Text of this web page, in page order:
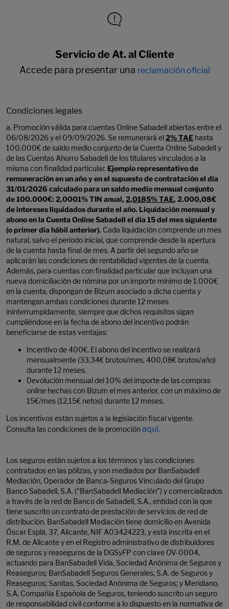
Servicio de At. al Cliente
Accede para presentar una reclamación oficial
Condiciones legales
a. Promoción válida para cuentas Online Sabadell abiertas entre el
06/08/2026 y el 09/09/2026. Se remunerará el2% TAE hasta
100.000€ de saldo medio conjunto de la Cuenta Online Sabadell y
de las Cuentas Ahorro Sabadell de los titulares vinculados a la
misma con finalidad particular. Ejemplo representativo de
remuneración en un año y en el supuesto de contratación el día
31/01/2026 calculado para un saldo medio mensual conjunto
de 100.000€: 2,0001% TIN anual, 2,0185% TAE, 2.000,08€
de intereses liquidados durante el año. Liquidación mensual y
abono en la Cuenta Online Sabadell el día 15 del mes siguiente
(o primer día hábil anterior). Cada liquidación comprende un mes
natural, salvo el periodo inicial, que comprende desde la apertura
de la cuenta hasta final de mes. A partir del segundo año se
aplicarán las condiciones de rentabilidad vigentes de la cuenta.
Además, para cuentas con finalidad particular que incluyan una
nueva domiciliación de nómina por un importe mínimo de 1.000€
en la cuenta, dispongan de Bizum asociado a dicha cuenta y
mantengan ambas condiciones durante 12 meses
ininterrumpidamente, siempre que dichos requisitos sigan
cumpliéndose en la fecha de abono del incentivo podrán
beneficiarse de estas ventajas:
Incentivo de 400€. El abono del incentivo se realizará
mensualmente (33,34€ brutos/mes, 400,08€ brutos/año)
durante 12 meses.
Devolución mensual del 10% del importe de las compras
online hechas con Bizum el mes anterior, con un máximo de
15€/mes (12,15€ netos) durante 12 meses.
Los incentivos están sujetos a la legislación fiscal vigente.
Consulta las condiciones de la promoción aquí.
Los seguros están sujetos a los términos y las condiciones
contratados en las pólizas, y son mediados por BanSabadell
Mediación, Operador de Banca-Seguros Vinculado del Grupo
Banco Sabadell, S.A. (“BanSabadell Mediación”) y comercializados
a través de la red de Banco de Sabadell, S.A., entidad con la que
tiene suscrito un contrato de prestación de servicios de red de
distribución. BanSabadell Mediación tiene domicilio en Avenida
Óscar Esplá, 37, Alicante, NIF A03424223, y está inscrita en el
R.M. de Alicante y en el Registro administrativo de distribuidores
de seguros y reaseguros de la DGSyFP con clave OV-0004,
actuando para BanSabadell Vida, Sociedad Anónima de Seguros y
Reaseguros; BanSabadell Seguros Generales, S.A. de Seguros y
Reaseguros; Sanitas, Sociedad Anónima de Seguros; y Meridiano,
S.A. Compañía Española de Seguros, teniendo suscrito un seguro
de responsabilidad civil conforme a lo dispuesto en la normativa de